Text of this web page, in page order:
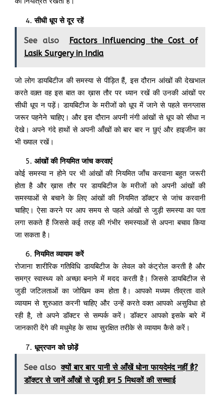
सीधी धूप से दूर रहें
See also
Factors Influencing the Cost of
Lasik Surgery in India
जो लोग डायबिटीज की समस्या से पीड़ित हैं, इस दौरान आंखों की देखभाल
करते वक़्त वह इस बात का ख़ास तौर पर ध्यान रखें की उनकी आंखों पर
सीधी धूप न पड़ें। डायबिटीज के मरीजों को धूप में जाने से पहले सनग्लास
जरूर पहनेने चाहिए। और इस दौरान अपनी नंगी आंखों से धूप को सीधा न
देखे। अपने गंदे हाथों से अपनी आँखों को बार बार न छुएं और हाइजीन का
भी ख्याल रखें।
आंखों की नियमित जांच करवाएं
कोई समस्या न होने पर भी आंखों की नियमित जाँच करवाना बहुत जरूरी
होता है और ख़ास तौर पर डायबिटीज के मरीजों को अपनी आंखों की
समस्याओं से बचाने के लिए आंखों की नियमित डॉक्टर से जांच करवानी
चाहिए। ऐसा करने पर आप समय से पहले आंखों से जुड़ी समस्या का पता
लगा सकते हैं जिससे कई तरह की गंभीर समस्याओं से अपना बचाव किया
जा सकता है।
नियमित व्यायाम करें
रोजाना शारीरिक गतिविधि डायबिटीज के लेवल को कंट्रोल करती है और
समग्र स्वास्थ्य को अच्छा बनाने में मदद करती है। जिससे डायबिटीज से
जुडी जटिलताओं का जोखिम कम होता है। आपको मध्यम तीव्रता वाले
व्यायाम से शुरुआत करनी चाहिए और उन्हें करते वक्त आपको असुविधा हो
रही है, तो अपने डॉक्टर से सम्पर्क करें। डॉक्टर आपको इसके बारे में
जानकारी देंगे की मधुमेह के साथ सुरक्षित तरीके से व्यायाम कैसे करें।
धूम्रपान को छोड़ें
See also क्यों बार बार पानी से आँखें धोना फायदेमंद नहीं है?
डॉक्टर से जानें आँखों से जुड़ी इन 5 मिथकों की सच्चाई